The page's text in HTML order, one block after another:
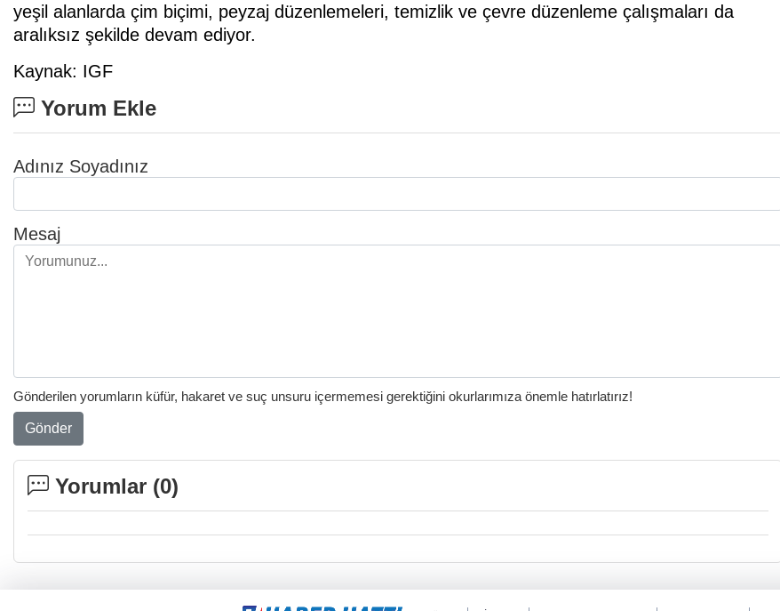
yeşil alanlarda çim biçimi, peyzaj düzenlemeleri, temizlik ve çevre düzenleme çalışmaları da
aralıksız şekilde devam ediyor.
Kaynak: IGF
Yorum Ekle
Adınız Soyadınız
Mesaj
Gönderilen yorumların küfür, hakaret ve suç unsuru içermemesi gerektiğini okurlarımıza önemle hatırlatırız!
Gönder
Yorumlar (0)